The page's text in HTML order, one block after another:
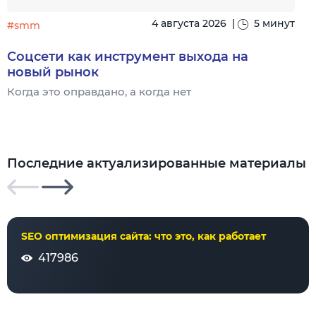
#smm 4 августа 2026 | 5 минут
Соцсети как инструмент выхода на
новый рынок
Когда это оправдано, а когда нет
Последние актуализированные материалы
SEO оптимизация сайта: что это, как работает
417986